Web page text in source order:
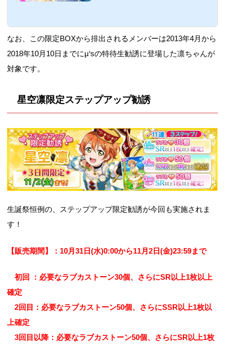
と星空凛UR限定＜蠍座の女神＞の画像と
特技とステータス等をまとめています。星
空凛UR限定＜蠍座の女神＞覚醒前後の画
像覚醒前覚醒後 体力スマイルピュアクール
なお、この限定BOXから排出されるメンバーは2013年4月から
2018年10月10日までにμ‘sの特待生勧誘に登場した凛ちゃんが
対象です。
星空凛限定ステップアップ勧誘
生誕祭恒例の、ステップアップ限定勧誘が今回も実施されま
す！
【販売期間】：10月31日(水)0:00から11月2日(金)23:59まで
初回 ：必要なラブカストーン30個、さらにSR以上1枚以上
確定
2回目：必要なラブカストーン50個、さらにSSR以上1枚以
上確定
3回目以降：必要なラブカストーン50個、さらにSR以上1枚